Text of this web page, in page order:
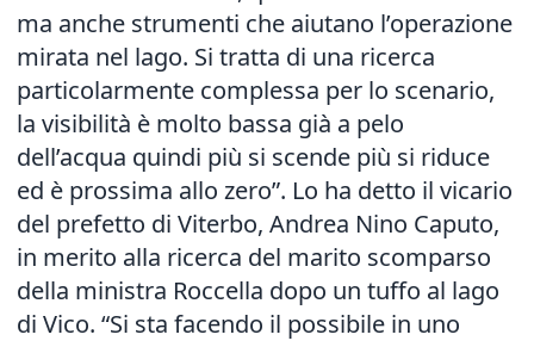
ma anche strumenti che aiutano l’operazione
mirata nel lago. Si tratta di una ricerca
particolarmente complessa per lo scenario,
la visibilità è molto bassa già a pelo
dell’acqua quindi più si scende più si riduce
ed è prossima allo zero”. Lo ha detto il vicario
del prefetto di Viterbo, Andrea Nino Caputo,
in merito alla ricerca del marito scomparso
della ministra Roccella dopo un tuffo al lago
di Vico. “Si sta facendo il possibile in uno